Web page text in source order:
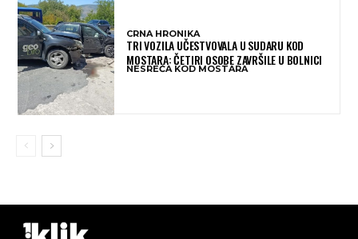
CRNA HRONIKA
TRI VOZILA UČESTVOVALA U SUDARU KOD
MOSTARA: ČETIRI OSOBE ZAVRŠILE U BOLNICI
NESREĆA KOD MOSTARA